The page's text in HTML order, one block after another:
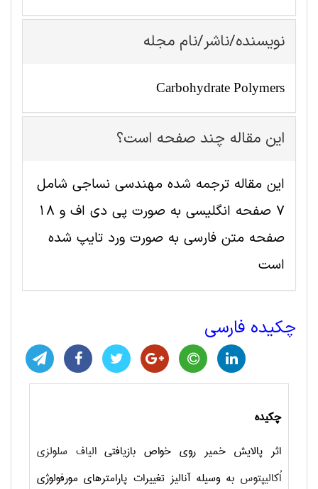
نویسنده/ناشر/نام مجله
Carbohydrate Polymers
این مقاله چند صفحه است؟
این مقاله ترجمه شده مهندسی نساجی شامل
7 صفحه انگلیسی به صورت پی دی اف و 18
صفحه متن فارسی به صورت ورد تایپ شده
است
چکیده فارسی
چکیده
اثر پالایش خمیر روی خواص بازیافتیالیاف سلولزی
اُکالیپتوس به وسیله آنالیز تغییرات پارامترهای مورفولوژی